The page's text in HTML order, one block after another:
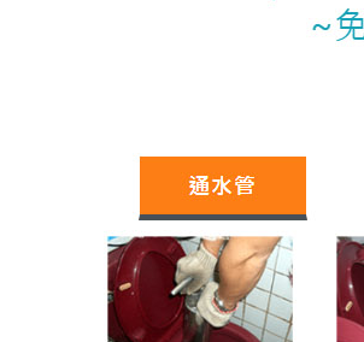
清潔社 版權所有，轉載必究
Reserved. Designed by 大台北地區清
潔社